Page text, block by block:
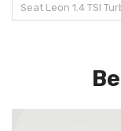
Seat Leon 1.4 TSI